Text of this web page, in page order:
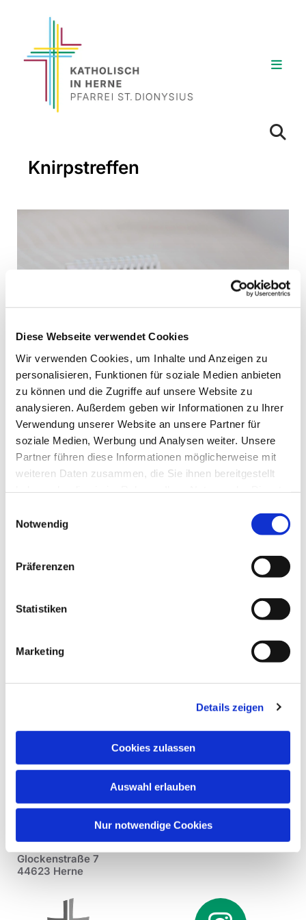
Diese Webseite verwendet Cookies
Wir verwenden Cookies, um Inhalte und Anzeigen zu
personalisieren, Funktionen für soziale Medien anbieten
zu können und die Zugriffe auf unsere Website zu
analysieren. Außerdem geben wir Informationen zu Ihrer
Verwendung unserer Website an unsere Partner für
soziale Medien, Werbung und Analysen weiter. Unsere
Partner führen diese Informationen möglicherweise mit
weiteren Daten zusammen, die Sie ihnen bereitgestellt
Notwendig
Präferenzen
Statistiken
Marketing
Details zeigen
Cookies zulassen
Auswahl erlauben
Nur notwendige Cookies
Knirpstreffen
Dienstag, 28. Juli 2026, 09:30 Uhr
TMH, Widumer Str. 23 a, 44627
Pfarrei St. Dionysius Herne
Glockenstraße 7
44623 Herne